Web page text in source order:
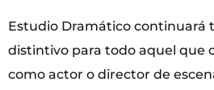
Estudio Dramático continuará
distintivo para todo aquel que
como actor o director de